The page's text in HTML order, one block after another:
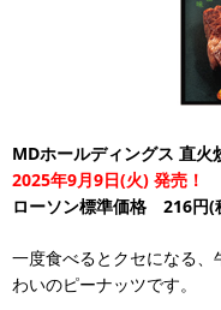
MDホールディングス 直
2025年9月9日(火) 発売！
ローソン標準価格 216円(
一度食べるとクセになる
わいのピーナッツです。